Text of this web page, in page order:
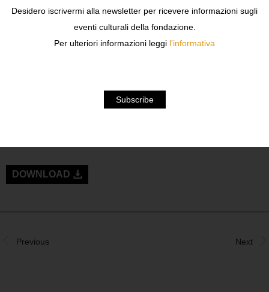
INTERVENGONO
PIERPARIDE TEDESCHI
DOWNLOAD
Previous Next
Desidero iscrivermi alla newsletter per ricevere informazioni sugli
eventi culturali della fondazione.
Per ulteriori informazioni leggi l'informativa